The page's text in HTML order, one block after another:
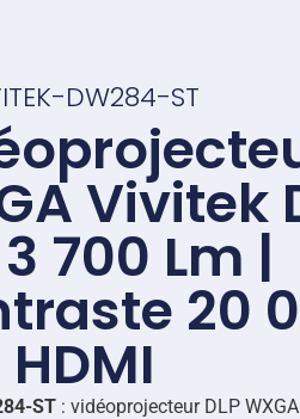
DW284-ST
Vivitek
700 Lm |
20
ST : vidéoprojecteur DLP